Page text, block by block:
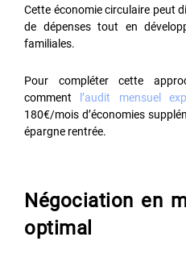
Cette économie circulaire peut
de dépenses tout en
familiales.
Pour compléter cette
comment
l’audit mensuel
180€/mois d’économies
épargne rentrée.
Négociation en
optimal